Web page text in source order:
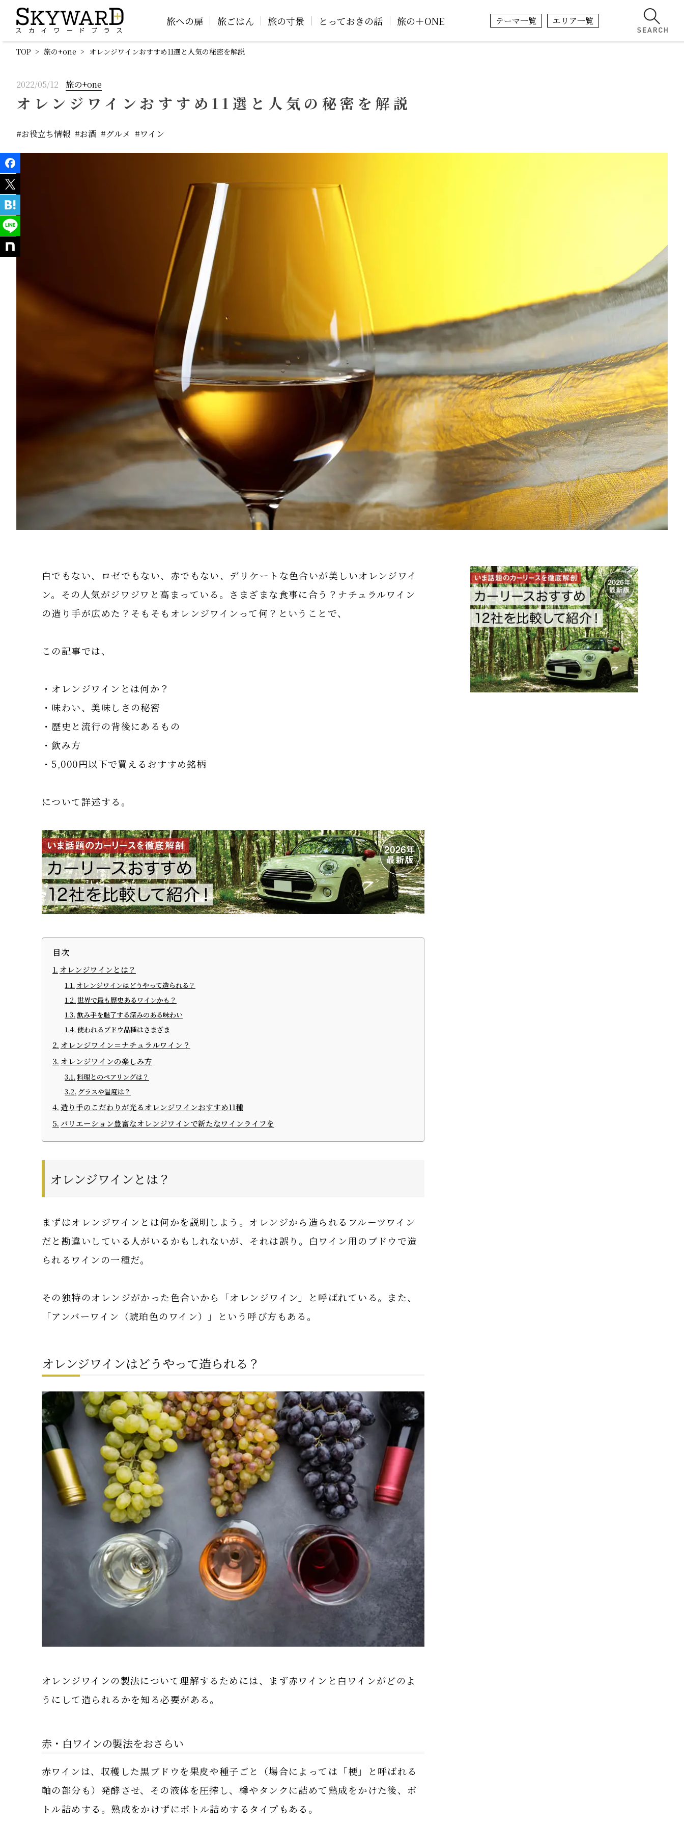
旅への扉 旅ごはん 旅の寸景 とっておきの話 旅の＋ONE テーマ一覧 エリア一覧
TOP 旅の+one オレンジワインおすすめ11選と人気の秘密を解説
2022/05/12 旅の+one
オレンジワインおすすめ11選と人気の秘密を解説
お役立ち情報 お酒 グルメ ワイン
白でもない、ロゼでもない、赤でもない、デリケートな色合いが美しいオレンジワイ
ン。その人気がジワジワと高まっている。さまざまな食事に合う？ナチュラルワイン
の造り手が広めた？そもそもオレンジワインって何？ということで、
この記事では、
・オレンジワインとは何か？
・味わい、美味しさの秘密
・歴史と流行の背後にあるもの
・飲み方
・5,000円以下で買えるおすすめ銘柄
について詳述する。
目次
オレンジワインとは？
オレンジワインはどうやって造られる？
世界で最も歴史あるワインかも？
飲み手を魅了する深みのある味わい
使われるブドウ品種はさまざま
オレンジワイン＝ナチュラルワイン？
オレンジワインの楽しみ方
料理とのペアリングは？
グラスや温度は？
造り手のこだわりが光るオレンジワインおすすめ11種
バリエーション豊富なオレンジワインで新たなワインライフを
オレンジワインとは？
まずはオレンジワインとは何かを説明しよう。オレンジから造られるフルーツワイン
だと勘違いしている人がいるかもしれないが、それは誤り。白ワイン用のブドウで造
られるワインの一種だ。
その独特のオレンジがかった色合いから「オレンジワイン」と呼ばれている。また、
「アンバーワイン（琥珀色のワイン）」という呼び方もある。
オレンジワインはどうやって造られる？
オレンジワインの製法について理解するためには、まず赤ワインと白ワインがどのよ
うにして造られるかを知る必要がある。
赤・白ワインの製法をおさらい
赤ワインは、収穫した黒ブドウを果皮や種子ごと（場合によっては「梗」と呼ばれる
軸の部分も）発酵させ、その液体を圧搾し、樽やタンクに詰めて熟成をかけた後、ボ
トル詰めする。熟成をかけずにボトル詰めするタイプもある。